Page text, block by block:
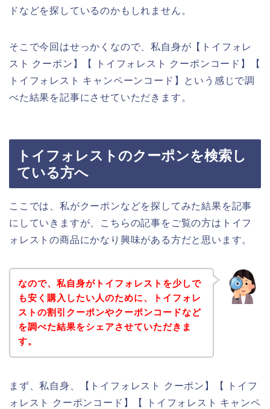
ドなどを探しているのかもしれません。
そこで今回はせっかくなので、私自身が【トイフォレ
スト クーポン】【 トイフォレスト クーポンコード】【
トイフォレスト キャンペーンコード】という感じで調
べた結果を記事にさせていただきます。
トイフォレストのクーポンを検索し
ている方へ
ここでは、私がクーポンなどを探してみた結果を記事
にしていきますが、こちらの記事をご覧の方はトイフ
ォレストの商品にかなり興味がある方だと思います。
なので、私自身がトイフォレストを少しで
も安く購入したい人のために、トイフォレ
ストの割引クーポンやクーポンコードなど
を調べた結果をシェアさせていただきま
す。
まず、私自身、【トイフォレスト クーポン】【 トイフ
ォレスト クーポンコード】【 トイフォレスト キャンペ